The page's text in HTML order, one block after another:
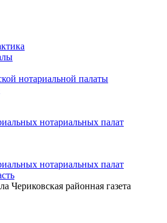
нотариальной палаты
нотариальных палат
нотариальных палат
Чериковская районная газета